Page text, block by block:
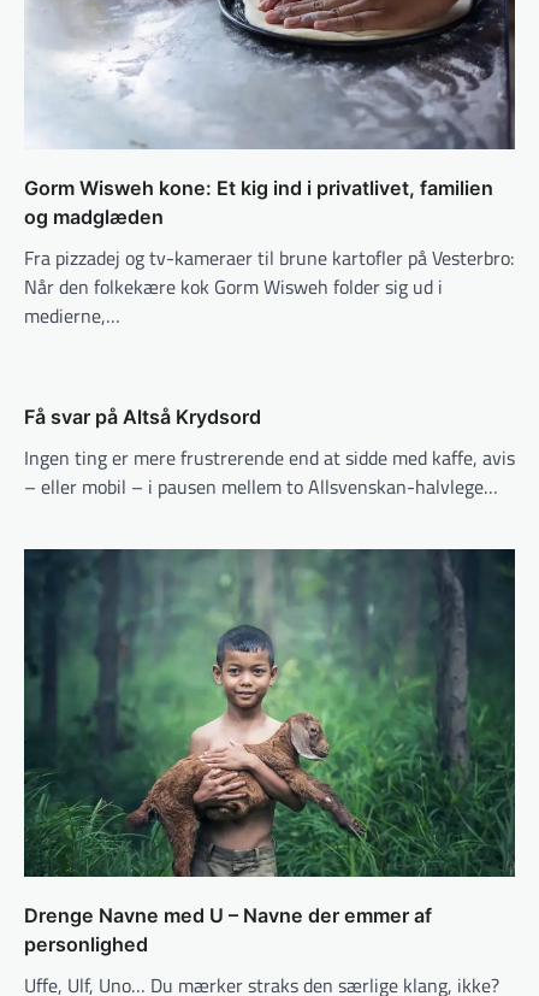
Gorm Wisweh kone: Et kig ind i privatlivet, familien
og madglæden
Fra pizzadej og tv-kameraer til brune kartofler på Vesterbro:
Når den folkekære kok Gorm Wisweh folder sig ud i
medierne,…
Få svar på Altså Krydsord
Ingen ting er mere frustrerende end at sidde med kaffe, avis
– eller mobil – i pausen mellem to Allsvenskan-halvlege…
Drenge Navne med U – Navne der emmer af
personlighed
Uffe, Ulf, Uno… Du mærker straks den særlige klang, ikke?